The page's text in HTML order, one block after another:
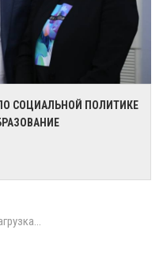
СОЦИАЛЬНОЙ ПОЛИТИКЕ